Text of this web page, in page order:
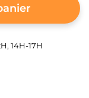
14H-17H